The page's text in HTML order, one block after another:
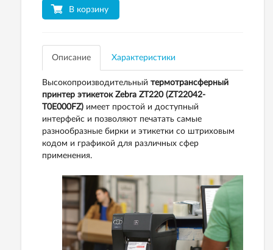
В корзину
Описание Характеристики
Высокопроизводительный термотрансферный
принтер этикеток Zebra ZT220 (ZT22042-
T0E000FZ) имеет простой и доступный
интерфейс и позволяют печатать самые
разнообразные бирки и этикетки со штриховым
кодом и графикой для различных сфер
применения.